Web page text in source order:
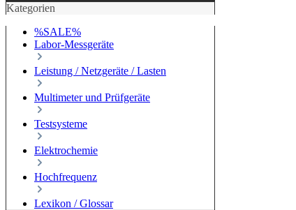
Kategorien
%SALE%
Labor-Messgeräte
Leistung / Netzgeräte / Lasten
Multimeter und Prüfgeräte
Testsysteme
Elektrochemie
Hochfrequenz
Lexikon / Glossar